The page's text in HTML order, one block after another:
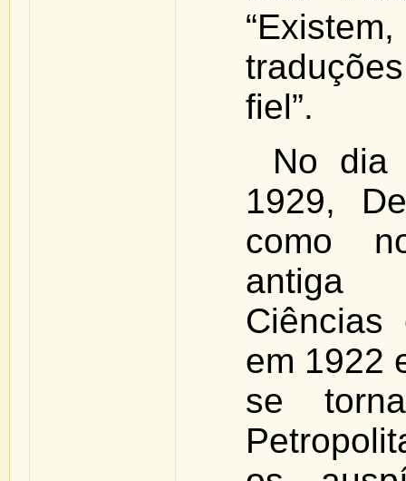
fiel”.
No dia
1929,
como
antiga
Ciências
em 1922
se